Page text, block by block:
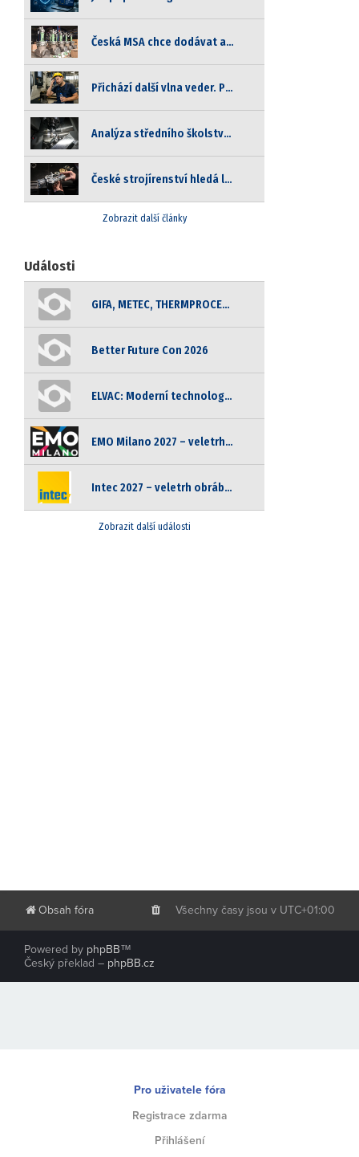
Obsah fóra Všechny časy jsou v UTC+01:00
Powered by phpBB™
Český překlad – phpBB.cz
Pro uživatele fóra
Registrace zdarma
Přihlášení